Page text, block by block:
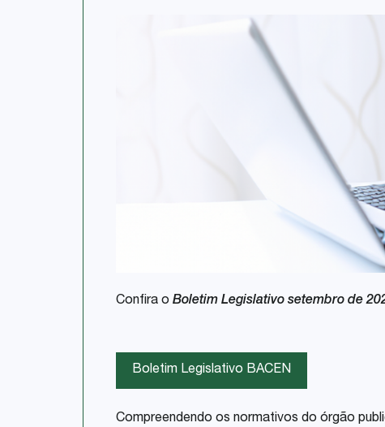
Confira o Boletim Legislativo setembro de
Boletim Legislativo BACEN
Compreendendo os normativos do órgão